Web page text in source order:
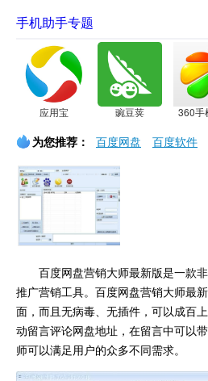
手机助手专题
应用宝 豌豆荚 360手
为您推荐： 百度网盘 百度软件
百度网盘营销大师最新版是一款
推广营销工具。百度网盘营销大师最
面，而且无病毒、无插件，可以成百
动留言评论网盘地址，在留言中可以
师可以满足用户的众多不同需求。